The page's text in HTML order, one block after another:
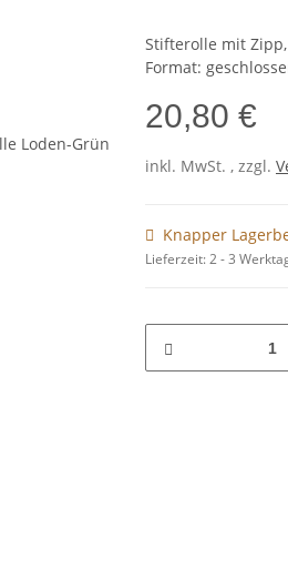
Stifterolle mit
Format:
20,80 €
inkl. MwSt. , zzgl.
Knapper
Lieferzeit:2 - 3